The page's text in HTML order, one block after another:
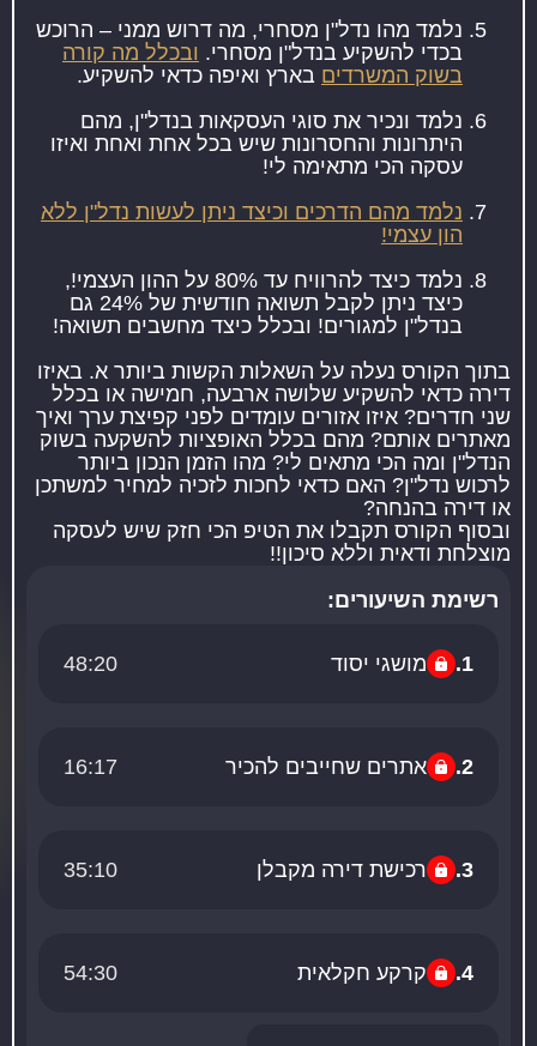
נלמד מהו נדל"ן מסחרי, מה דרוש ממני – הרוכש
בכדי להשקיע בנדל"ן מסחרי. ובכלל מה קורה
בשוק המשרדים בארץ ואיפה כדאי להשקיע.
נלמד ונכיר את סוגי העסקאות בנדל"ן, מהם
היתרונות והחסרונות שיש בכל אחת ואחת ואיזו
עסקה הכי מתאימה לי!
נלמד מהם הדרכים וכיצד ניתן לעשות נדל"ן ללא
הון עצמי!
נלמד כיצד להרוויח עד 80% על ההון העצמי!,
כיצד ניתן לקבל תשואה חודשית של 24% גם
בנדל"ן למגורים! ובכלל כיצד מחשבים תשואה!
בתוך הקורס נעלה על השאלות הקשות ביותר א. באיזו
דירה כדאי להשקיע שלושה ארבעה, חמישה או בכלל
שני חדרים? איזו אזורים עומדים לפני קפיצת ערך ואיך
מאתרים אותם? מהם בכלל האופציות להשקעה בשוק
הנדל"ן ומה הכי מתאים לי? מהו הזמן הנכון ביותר
לרכוש נדל"ן? האם כדאי לחכות לזכיה למחיר למשתכן
או דירה בהנחה?
ובסוף הקורס תקבלו את הטיפ הכי חזק שיש לעסקה
מוצלחת ודאית וללא סיכון!!
רשימת השיעורים:
. מושגי יסוד 48:20
. אתרים שחייבים להכיר 16:17
. רכישת דירה מקבלן 35:10
. קרקע חקלאית 54:30